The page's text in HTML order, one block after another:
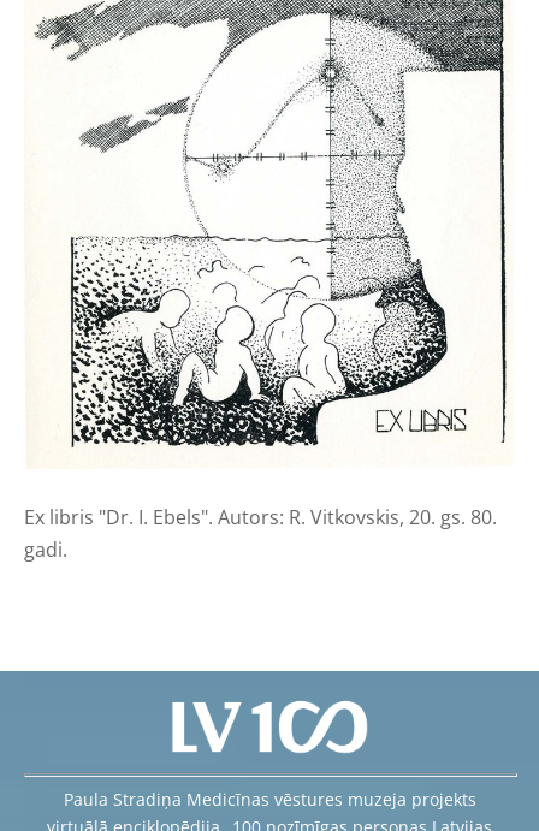
Ex libris "Dr. I. Ebels". Autors: R. Vitkovskis, 20. gs. 80.
gadi.
Paula Stradiņa Medicīnas vēstures muzeja projekts